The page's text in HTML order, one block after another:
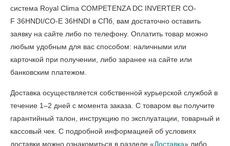
система Royal Clima COMPETENZA DC INVERTER CO-
F 36HNDI/CO-E 36HNDI в СПб , вам достаточно оставить
заявку на сайте либо по телефону. Оплатить товар можно
любым удобным для вас способом: наличными или
карточкой при получении, либо заранее на сайте или
банковским платежом.
Доставка осуществляется собственной курьерской службой в
течение 1–2 дней с момента заказа. С товаром вы получите
гарантийный талон, инструкцию по эксплуатации, товарный и
кассовый чек. С подробной информацией об условиях
доставки можно ознакомиться в разделе «Доставка» либо